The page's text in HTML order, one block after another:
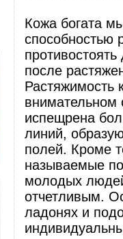
Кожа богата
способностью
после
Растяжимость
внимательном
испещрена
линий,
полей. Кроме
называемые
молодых
отчетливым.
ладонях и